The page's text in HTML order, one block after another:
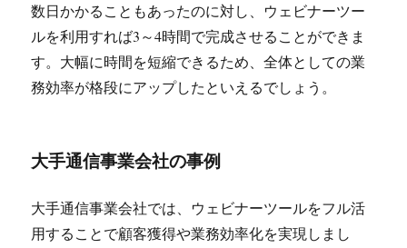
数日かかることもあったのに対し、ウェビナーツー
ルを利用すれば3～4時間で完成させることができま
す。大幅に時間を短縮できるため、全体としての業
務効率が格段にアップしたといえるでしょう。
大手通信事業会社の事例
大手通信事業会社では、ウェビナーツールをフル活
用することで顧客獲得や業務効率化を実現しまし